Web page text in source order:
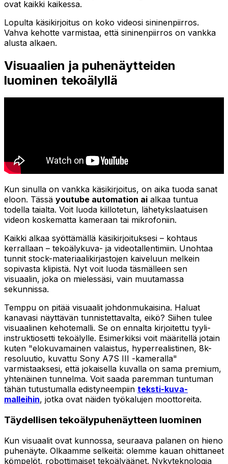
ovat kaikki kaikessa.
Lopulta käsikirjoitus on koko videosi sininenpiirros.
Vahva kehotte varmistaa, että sininenpiirros on vankka
alusta alkaen.
Visuaalien ja puhenäytteiden
luominen tekoälyllä
Kun sinulla on vankka käsikirjoitus, on aika tuoda sanat
eloon. Tässä youtube automation ai alkaa tuntua
todella taialta. Voit luoda kiillotetun, lähetykslaatuisen
videon koskematta kameraan tai mikrofoniin.
Kaikki alkaa syöttämällä käsikirjoituksesi – kohtaus
kerrallaan – tekoälykuva- ja videotallentimiin. Unohtaa
tunnit stock-materiaalikirjastojen kaiveluun melkein
sopivasta klipistä. Nyt voit luoda täsmälleen sen
visuaalin, joka on mielessäsi, vain muutamassa
sekunnissa.
Temppu on pitää visuaalit johdonmukaisina. Haluat
kanavasi näyttävän tunnistettavalta, eikö? Siihen tulee
visuaalinen kehotemalli. Se on ennalta kirjoitettu tyyli-
instruktiosetti tekoälylle. Esimerkiksi voit määritellä jotain
kuten "elokuvamainen valaistus, hyperrealistinen, 8k-
resoluutio, kuvattu Sony A7S III -kameralla"
varmistaaksesi, että jokaisella kuvalla on sama premium,
yhtenäinen tunnelma. Voit saada paremman tuntuman
tähän tutustumalla edistyneempiin teksti-kuva-
malleihin, jotka ovat näiden työkalujen moottoreita.
Täydellisen tekoälypuhenäytteen luominen
Kun visuaalit ovat kunnossa, seuraava palanen on hieno
puhenäyte. Olkaamme selkeitä: olemme kauan ohittaneet
kömpelöt, robottimaiset tekoälyäänet. Nykyteknologia